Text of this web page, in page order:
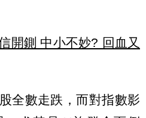
開鍘 中小不妙? 回血又
全數走跌，而對指數影